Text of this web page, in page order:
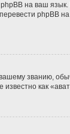
на ваш
званию,
как